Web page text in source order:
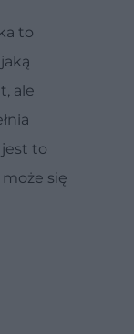
to
ale
jest to
się